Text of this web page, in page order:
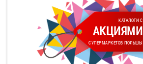
КАТАЛОГИ С
АКЦИЯМИ
СУПЕРМАРКЕТОВ ПОЛЬШЫ